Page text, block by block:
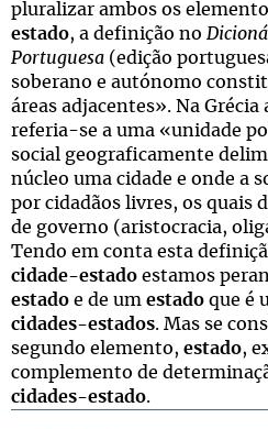
pluralizar ambos os
estado, a definição no
Portuguesa (edição
soberano e autónomo
áreas adjacentes». Na Grécia
referia-se a uma «unidade
social geograficamente
núcleo uma cidade e onde a
por cidadãos livres, os quais
de governo (aristocracia,
Tendo em conta esta
cidade-estado estamos
estado e de um estado que é
cidades-estados. Mas se
segundo elemento, estado,
complemento de
cidades-estado.